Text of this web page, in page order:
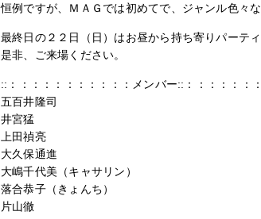
恒例ですが、ＭＡＧでは初めてで、ジャンル色々な
最終日の２２日（日）はお昼から持ち寄りパーテ
是非、ご来場ください。
::：：：：：：：：：：：メンバー::：：：：：：
五百井隆司
井宮猛
上田禎亮
大久保通進
大嶋千代美（キャサリン）
落合恭子（きょんち）
片山徹